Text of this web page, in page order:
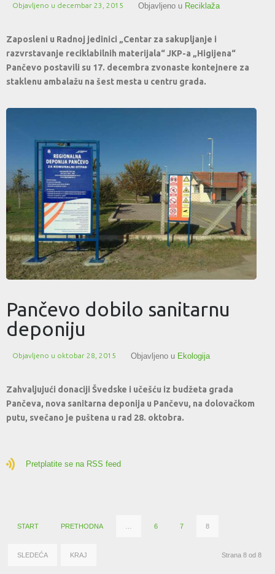
Objavljeno u decembar 23, 2015 Objavljeno u Reciklaža
Zaposleni u Radnoj jedinici „Centar za sakupljanje i
razvrstavanje reciklabilnih materijala“ JKP-a „Higijena“
Pančevo postavili su 17. decembra zvonaste kontejnere za
staklenu ambalažu na šest mesta u centru grada.
Pančevo dobilo sanitarnu
deponiju
Objavljeno u oktobar 28, 2015 Objavljeno u Ekologija
Zahvaljujući donaciji Švedske i učešću iz budžeta grada
Pančeva, nova sanitarna deponija u Pančevu, na dolovačkom
putu, svečano je puštena u rad 28. oktobra.
Pretplatite se na RSS feed
START PRETHODNA 6 7 8
SLEDEĆA KRAJ Strana 8 od 8